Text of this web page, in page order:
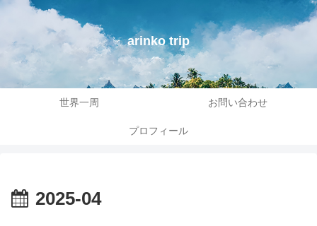
arinko trip
世界一周 お問い合わせ
プロフィール
2025-04